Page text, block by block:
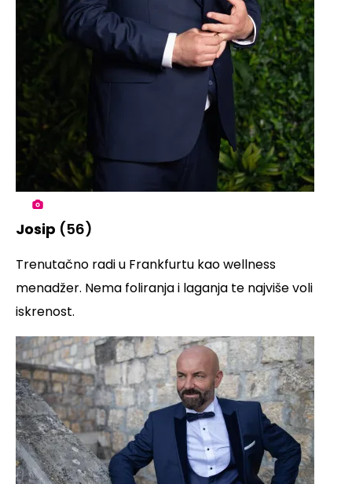
Josip (56)
Trenutačno radi u Frankfurtu kao wellness
menadžer. Nema foliranja i laganja te najviše voli
iskrenost.